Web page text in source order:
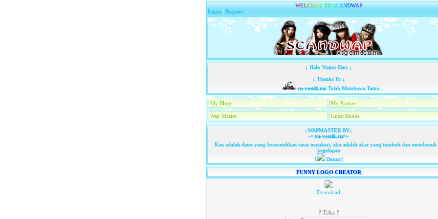
WELCOME TO SCANDWAP
Login |Register
↓ Halo Visitor Dari ↓
↓ Thanks To ↓
ru-vestik.ru/Telah Membawa Tamu...
My Blogs My Partner
Wap Master Guest Books
↓WAPMASTER BY↓
-=ru-vestik.ru/=-
Kau adalah daun yang bermandikan sinar matahari, aku adalah akar yang tumbuh dan membusuk
kegelapan
[
Danzo]
FUNNY LOGO CREATOR
Download
? Teks ?